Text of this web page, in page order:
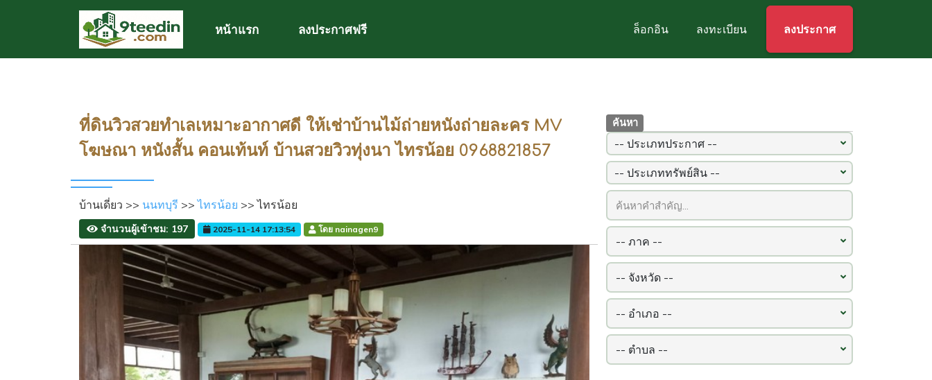
หน้าแรก ลงประกาศฟรี ล็อกอิน ลงทะเบียน ลงประกาศ
ค้นหา
ที่ดินวิวสวยทำเลเหมาะอากาศดี ให้เช่าบ้านไม้ถ่ายหนังถ่ายละคร MV
โฆษณา หนังสั้น คอนเท้นท์ บ้านสวยวิวทุ่งนา ไทรน้อย 0968821857
บ้านเดี่ยว >> นนทบุรี >>ไทรน้อย >> ไทรน้อย
จำนวนผู้เข้าชม: 197 2025-11-14 17:13:54 โดย nainagen9